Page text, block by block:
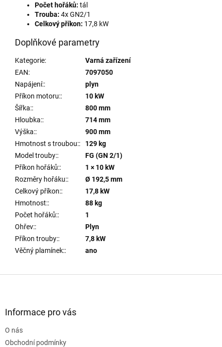
Počet hořáků: tál
Trouba: 4x GN2/1
Celkový příkon: 17,8 kW
Doplňkové parametry
Kategorie:
Varná zařízení
EAN:
7097050
Napájení::
plyn
Příkon motoru::
10 kW
Šířka::
800 mm
Hloubka::
714 mm
Výška::
900 mm
Hmotnost s troubou::
129 kg
Model trouby::
FG (GN 2/1)
Příkon hořáků::
1 × 10 kW
Rozměry hořáku::
Ø 192,5 mm
Celkový příkon::
17,8 kW
Hmotnost::
88 kg
Počet hořáků::
1
Ohřev::
Plyn
Příkon trouby::
7,8 kW
Věčný plamínek:: ano
Informace pro vás
O nás
Obchodní podmínky